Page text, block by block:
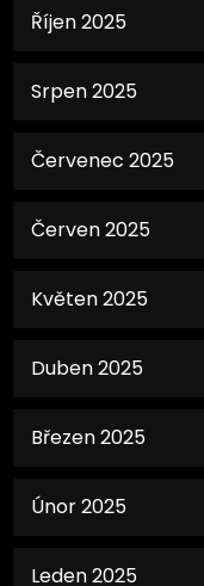
Říjen 2025
Srpen 2025
Červenec 2025
Červen 2025
Květen 2025
Duben 2025
Březen 2025
Únor 2025
Leden 2025